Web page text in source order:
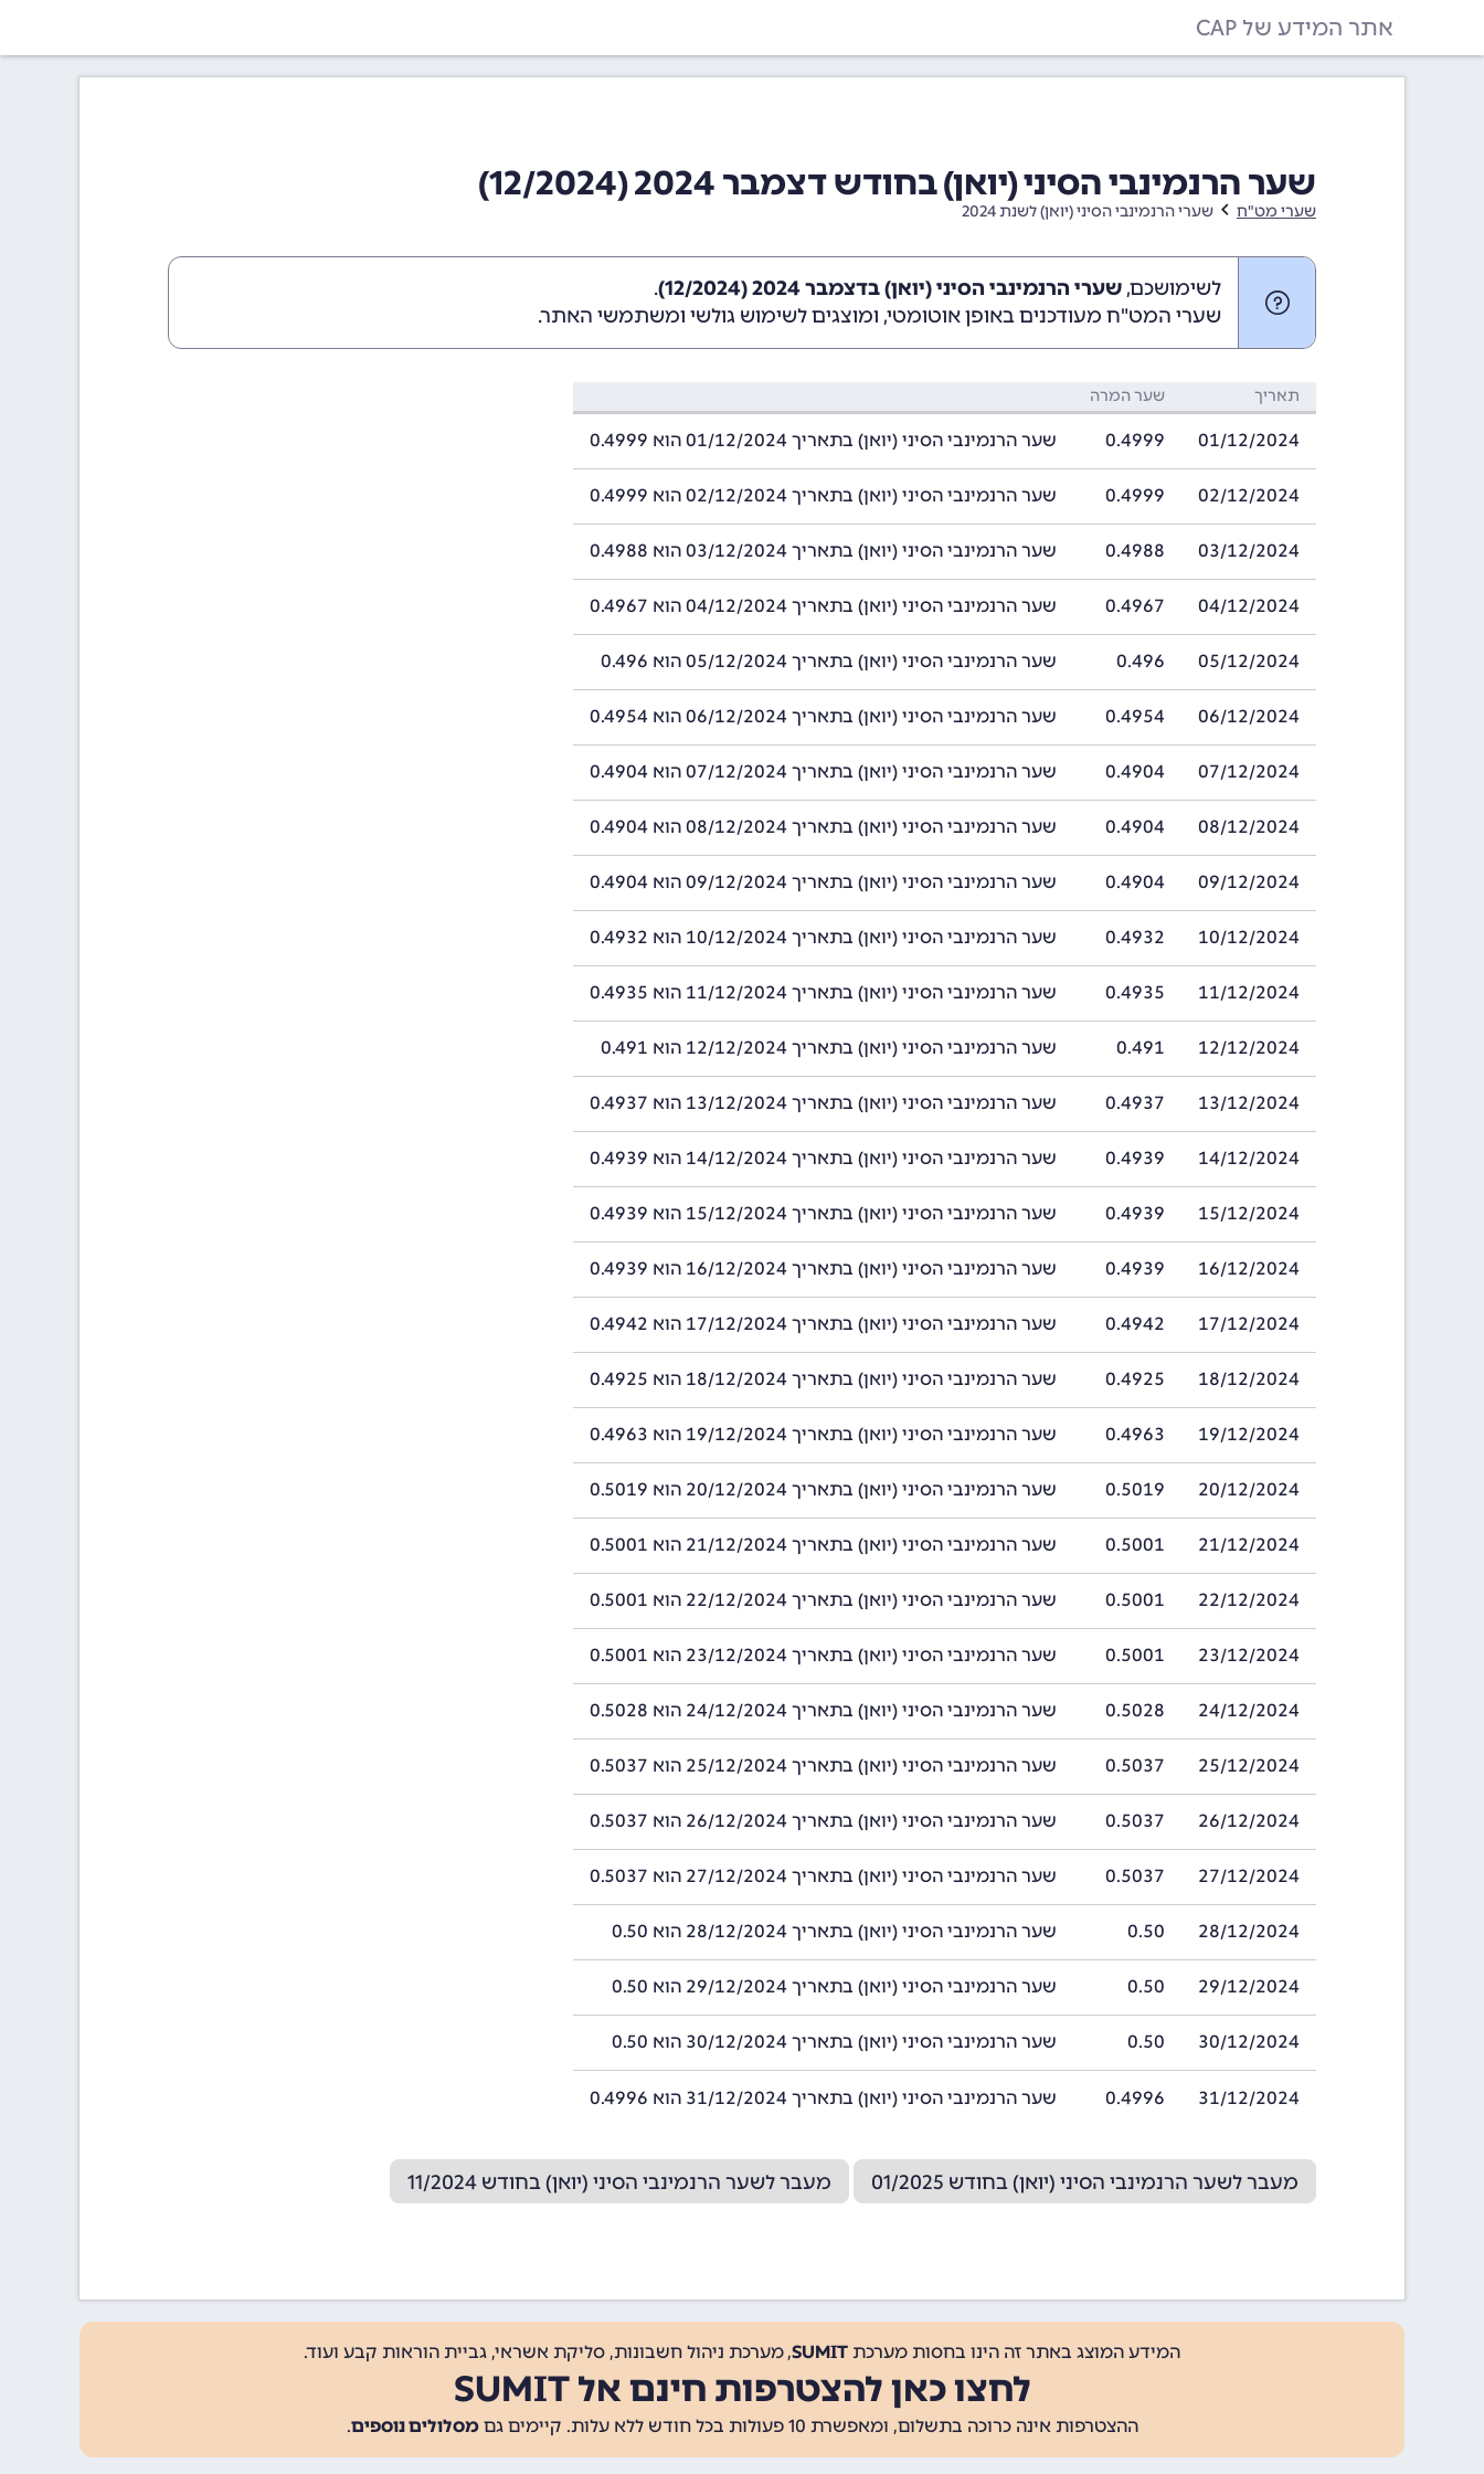
אתר המידע של CAP
שער הרנמינבי הסיני (יואן) בחודש דצמבר 2024 (12/2024)
שערי מט"ח שערי הרנמינבי הסיני (יואן) לשנת 2024
לשימושכם, שערי הרנמינבי הסיני (יואן) בדצמבר 2024 (12/2024)
.
שערי המט"ח מעודכנים באופן אוטומטי, ומוצגים לשימוש גולשי ומשתמשי האתר.
תאריך שער המרה
01/12/2024
0.4999 שער הרנמינבי הסיני (יואן) בתאריך 01/12/2024 הוא 0.4999
02/12/2024
0.4999 שער הרנמינבי הסיני (יואן) בתאריך 02/12/2024 הוא 0.4999
03/12/2024
0.4988 שער הרנמינבי הסיני (יואן) בתאריך 03/12/2024 הוא 0.4988
04/12/2024
0.4967 שער הרנמינבי הסיני (יואן) בתאריך 04/12/2024 הוא 0.4967
05/12/2024
0.496 שער הרנמינבי הסיני (יואן) בתאריך 05/12/2024 הוא 0.496
06/12/2024
0.4954 שער הרנמינבי הסיני (יואן) בתאריך 06/12/2024 הוא 0.4954
07/12/2024
0.4904 שער הרנמינבי הסיני (יואן) בתאריך 07/12/2024 הוא 0.4904
08/12/2024
0.4904 שער הרנמינבי הסיני (יואן) בתאריך 08/12/2024 הוא 0.4904
09/12/2024
0.4904 שער הרנמינבי הסיני (יואן) בתאריך 09/12/2024 הוא 0.4904
10/12/2024
0.4932 שער הרנמינבי הסיני (יואן) בתאריך 10/12/2024 הוא 0.4932
11/12/2024
0.4935 שער הרנמינבי הסיני (יואן) בתאריך 11/12/2024 הוא 0.4935
12/12/2024
0.491 שער הרנמינבי הסיני (יואן) בתאריך 12/12/2024 הוא 0.491
13/12/2024
0.4937 שער הרנמינבי הסיני (יואן) בתאריך 13/12/2024 הוא 0.4937
14/12/2024
0.4939 שער הרנמינבי הסיני (יואן) בתאריך 14/12/2024 הוא 0.4939
15/12/2024
0.4939 שער הרנמינבי הסיני (יואן) בתאריך 15/12/2024 הוא 0.4939
16/12/2024
0.4939 שער הרנמינבי הסיני (יואן) בתאריך 16/12/2024 הוא 0.4939
17/12/2024
0.4942 שער הרנמינבי הסיני (יואן) בתאריך 17/12/2024 הוא 0.4942
18/12/2024
0.4925 שער הרנמינבי הסיני (יואן) בתאריך 18/12/2024 הוא 0.4925
19/12/2024
0.4963 שער הרנמינבי הסיני (יואן) בתאריך 19/12/2024 הוא 0.4963
20/12/2024
0.5019 שער הרנמינבי הסיני (יואן) בתאריך 20/12/2024 הוא 0.5019
21/12/2024
0.5001 שער הרנמינבי הסיני (יואן) בתאריך 21/12/2024 הוא 0.5001
22/12/2024
0.5001 שער הרנמינבי הסיני (יואן) בתאריך 22/12/2024 הוא 0.5001
23/12/2024
0.5001 שער הרנמינבי הסיני (יואן) בתאריך 23/12/2024 הוא 0.5001
24/12/2024
0.5028 שער הרנמינבי הסיני (יואן) בתאריך 24/12/2024 הוא 0.5028
25/12/2024
0.5037 שער הרנמינבי הסיני (יואן) בתאריך 25/12/2024 הוא 0.5037
26/12/2024
0.5037 שער הרנמינבי הסיני (יואן) בתאריך 26/12/2024 הוא 0.5037
27/12/2024
0.5037 שער הרנמינבי הסיני (יואן) בתאריך 27/12/2024 הוא 0.5037
28/12/2024
0.50 שער הרנמינבי הסיני (יואן) בתאריך 28/12/2024 הוא 0.50
29/12/2024
0.50 שער הרנמינבי הסיני (יואן) בתאריך 29/12/2024 הוא 0.50
30/12/2024
0.50 שער הרנמינבי הסיני (יואן) בתאריך 30/12/2024 הוא 0.50
31/12/2024
0.4996 שער הרנמינבי הסיני (יואן) בתאריך 31/12/2024 הוא 0.4996
מעבר לשער הרנמינבי הסיני (יואן) בחודש 01/2025 מעבר לשער הרנמינבי הסיני (יואן) בחודש 11/2024
המידע המוצג באתר זה הינו בחסות מערכת SUMIT, מערכת ניהול חשבונות, סליקת אשראי, גביית הוראות קבע ועוד.
לחצו כאן להצטרפות חינם אל SUMIT
ההצטרפות אינה כרוכה בתשלום, ומאפשרת 10 פעולות בכל חודש ללא עלות. קיימים גם מסלולים נוספים.